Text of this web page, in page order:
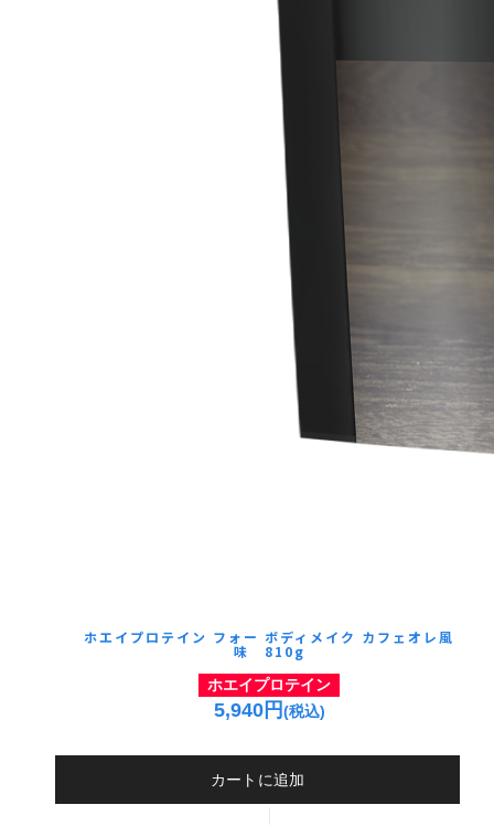
ホエイプロテイン フォー ボディメイク カフェオレ風
味 810g
ホエイプロテイン
5,940円(税込)
カートに追加